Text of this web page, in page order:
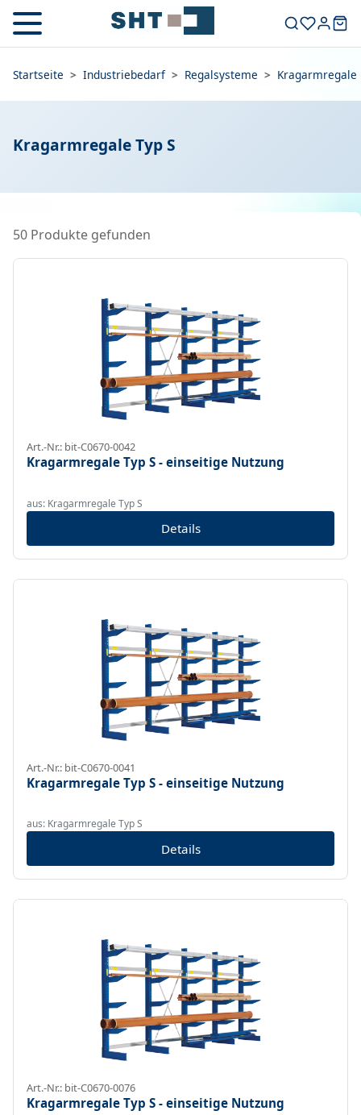
Startseite > Industriebedarf > Regalsysteme > Kragarmregale
Kragarmregale Typ S
50 Produkte gefunden
Art.-Nr.: bit-C0670-0042
Kragarmregale Typ S - einseitige Nutzung
aus: Kragarmregale Typ S
Details
Art.-Nr.: bit-C0670-0041
Kragarmregale Typ S - einseitige Nutzung
aus: Kragarmregale Typ S
Details
Art.-Nr.: bit-C0670-0076
Kragarmregale Typ S - einseitige Nutzung